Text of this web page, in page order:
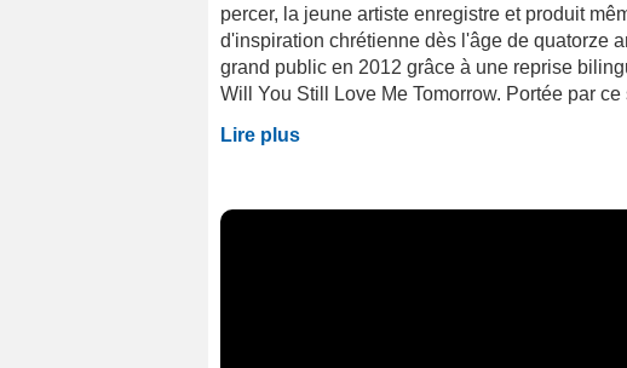
percer, la jeune artiste enregistre et produit
d'inspiration chrétienne dès l'âge de quatorze
grand public en 2012 grâce à une reprise
Will You Still Love Me Tomorrow. Portée par
Lire plus